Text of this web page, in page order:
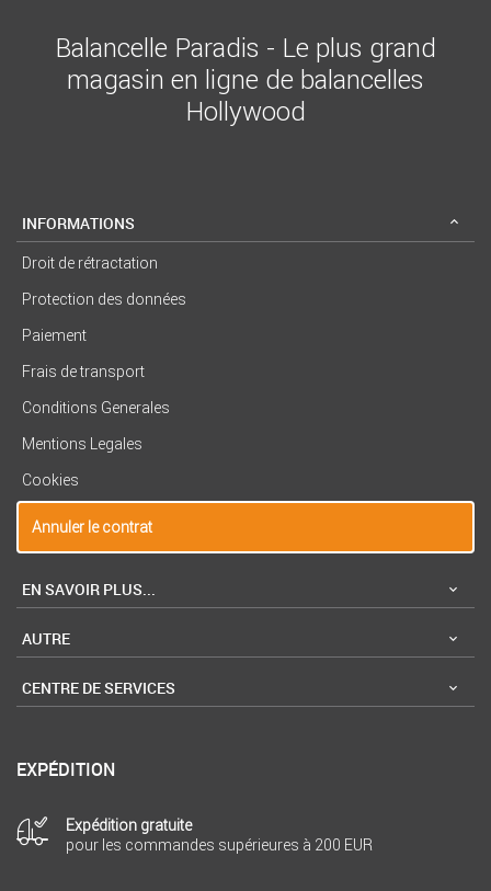
Balancelle Paradis - Le plus grand
magasin en ligne de balancelles
Hollywood
INFORMATIONS
Droit de rétractation
Protection des données
Paiement
Frais de transport
Conditions Generales
Mentions Legales
Cookies
Annuler le contrat
EN SAVOIR PLUS...
AUTRE
CENTRE DE SERVICES
EXPÉDITION
Expédition gratuite
pour les commandes supérieures à 200 EUR